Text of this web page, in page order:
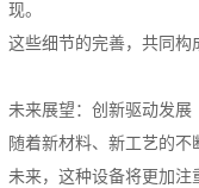
现。
这些细节的完善，共同构
未来展望：创新驱动发展
随着新材料、新工艺的不
未来，这种设备将更加